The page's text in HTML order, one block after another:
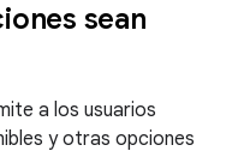
sean
a los usuarios
y otras opciones